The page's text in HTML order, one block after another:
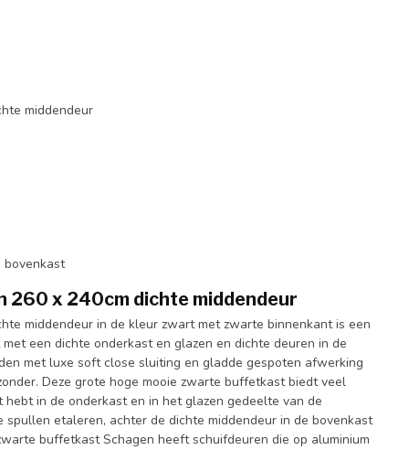
middendeur
bovenkast
x 240cm dichte middendeur
middendeur in de kleur zwart met zwarte binnenkant is een
een dichte onderkast en glazen en dichte deuren in de
met luxe soft close sluiting en gladde gespoten afwerking
Deze grote hoge mooie zwarte buffetkast biedt veel
in de onderkast en in het glazen gedeelte van de
etaleren, achter de dichte middendeur in de bovenkast
buffetkast Schagen heeft schuifdeuren die op aluminium